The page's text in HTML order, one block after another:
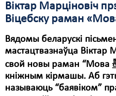
Віктар Марціновіч
Віцебску раман
Вядомы беларускі
мастацтвазнаўца Віктар
свой новы раман “Мова
кніжным кірмашы. Аб
называюць “баявіком”